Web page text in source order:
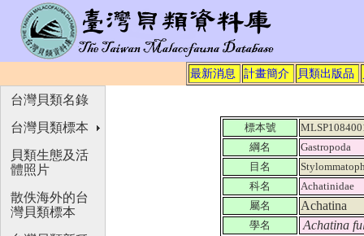
最新消息 計畫簡介 貝類出版品
標本號
綱名
Gastropoda
目名
科名
Achatinidae
屬名
Achatina
學名 Achatina
台灣貝類名錄
台灣貝類標本
貝類生態及活
體照片
散佚海外的台
灣貝類標本